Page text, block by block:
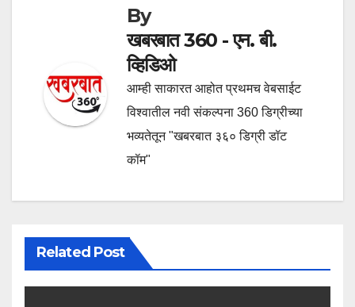
By
खबरबात 360 - एन. बी.
व्हिडिओ
आम्ही साकारत आहोत प्रथमच वेबसाईट
विश्वातील नवी संकल्पना 360 डिग्रीच्या
भव्यतेतून "खबरबात ३६० डिग्री डॉट
कॉम"
Related Post